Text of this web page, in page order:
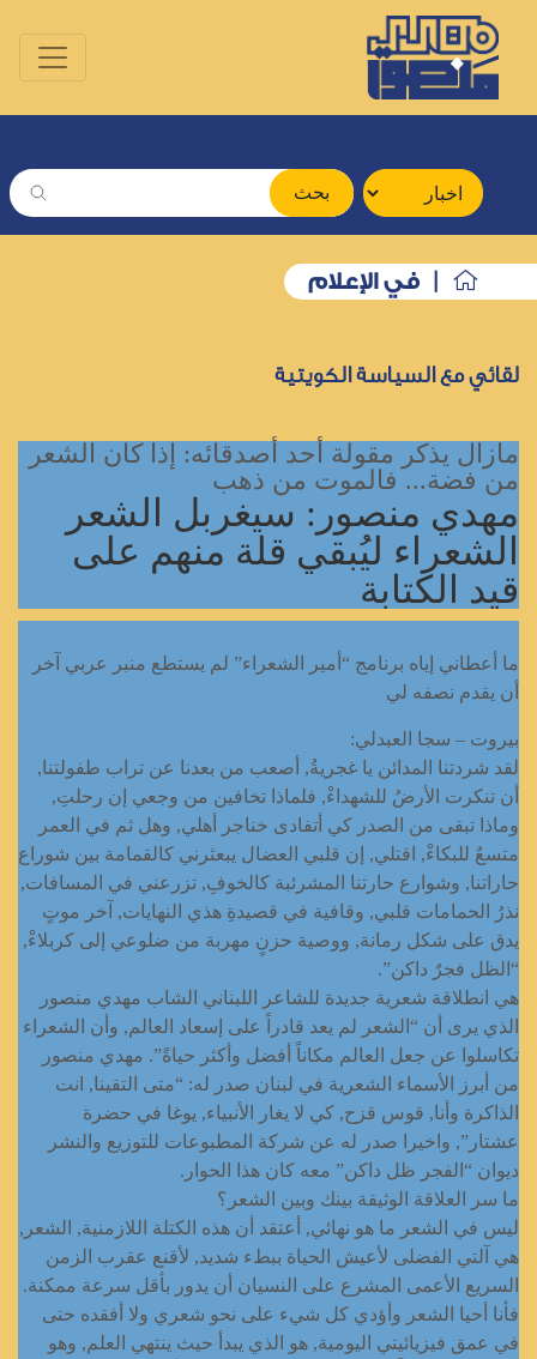
بحث
| في الإعلام
لقائي مع السياسة الكويتية
مازال يذكر مقولة أحد أصدقائه: إذا كان الشعر
من فضة... فالموت من ذهب
مهدي منصور: سيغربل الشعر
الشعراء ليُبقي قلة منهم على
قيد الكتابة
ما أعطاني إياه برنامج “أمير الشعراء” لم يستطع منبر عربي آخر
أن يقدم نصفه لي
بيروت – سجا العبدلي:
لقد شردتنا المدائن يا غجريةُ, أصعب من بعدنا عن تراب طفولتنا,
أن تنكرت الأرضُ للشهداءْ, فلماذا تخافين من وجعي إن رحلتِ,
وماذا تبقى من الصدر كي أتفادى خناجر أهلي, وهل ثم في العمر
متسعٌ للبكاءْ, اقتلي, إن قلبي العضال يبعثرني كالقمامة بين شوراع
حاراتنا, وشوارع حارتنا المشرئبة كالخوفِ, تزرعني في المسافات,
نذرُ الحمامات قلبي, وقافية في قصيدةِ هذي النهايات, آخر موتٍ
يدق على شكل رمانة, ووصية حزنٍ مهربة من ضلوعي إلى كربلاءْ,
“الظل فجرٌ داكن”.
هي انطلاقة شعرية جديدة للشاعر اللبناني الشاب مهدي منصور
الذي يرى أن “الشعر لم يعد قادراً على إسعاد العالم, وأن الشعراء
تكاسلوا عن جعل العالم مكاناً أفضل وأكثر حياةً”. مهدي منصور
من أبرز الأسماء الشعرية في لبنان صدر له: “متى التقينا, انت
الذاكرة وأنا, قوس قزح, كي لا يغار الأنبياء, يوغا في حضرة
عشتار”, واخيرا صدر له عن شركة المطبوعات للتوزيع والنشر
ديوان “الفجر ظل داكن” معه كان هذا الحوار.
ما سر العلاقة الوثيقة بينك وبين الشعر؟
ليس في الشعر ما هو نهائي, أعتقد أن هذه الكتلة اللازمنية, الشعر,
هي آلتي الفضلى لأعيش الحياة ببطء شديد, لأقنع عقرب الزمن
السريع الأعمى المشرع على النسيان أن يدور بأقل سرعة ممكنة.
فأنا أحيا الشعر وأؤدي كل شيء على نحو شعري ولا أفقده حتى
في عمق فيزيائيتي اليومية, هو الذي يبدأ حيث ينتهي العلم, وهو